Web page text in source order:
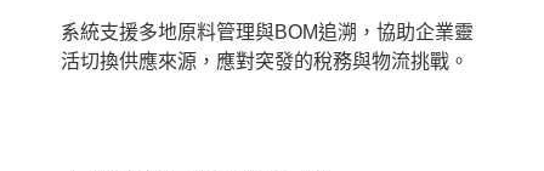
系統支援多地原料管理與BOM追溯，協助企業靈
活切換供應來源，應對突發的稅務與物流挑戰。